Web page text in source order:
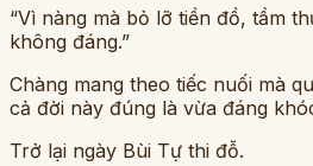
“Vì nàng mà bỏ lỡ tiền đồ, tầm
không đáng.”
Chàng mang theo tiếc nuối mà
cả đời này đúng là vừa đáng
Trở lại ngày Bùi Tự thi đỗ.